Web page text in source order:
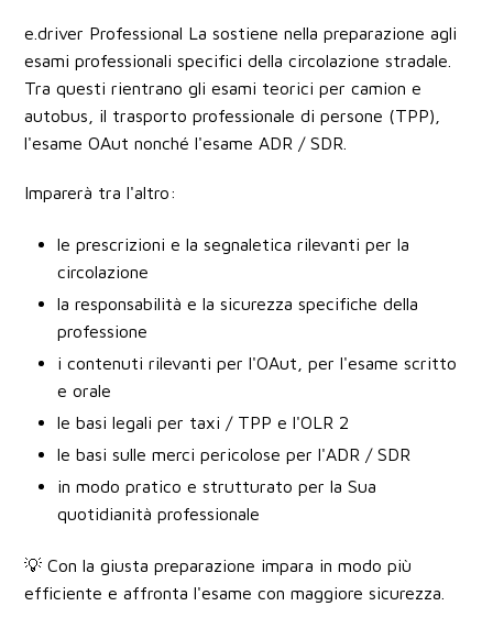
e.driver Professional La sostiene nella preparazione agli
esami professionali specifici della circolazione stradale.
Tra questi rientrano gli esami teorici per camion e
autobus , il trasporto professionale di persone (TPP)
l'esame OAut nonché l'esame ADR / SDR
Imparerà tra l'altro:
le prescrizioni e la segnaletica rilevanti per la
circolazione
la responsabilità e la sicurezza specifiche della
professione
i contenuti rilevanti per l'OAut, per l'esame scritto
e orale
le basi legali per taxi / TPP e l'OLR 2
le basi sulle merci pericolose per l'ADR / SDR
in modo pratico e strutturato per la Sua
quotidianità professionale
💡 Con la giusta preparazione impara in modo più
efficiente e affronta l'esame con maggiore sicurezza.